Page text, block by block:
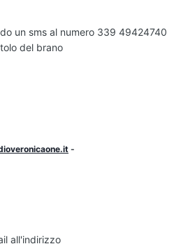
un sms al numero 339 49424740
del brano
-
all'indirizzo